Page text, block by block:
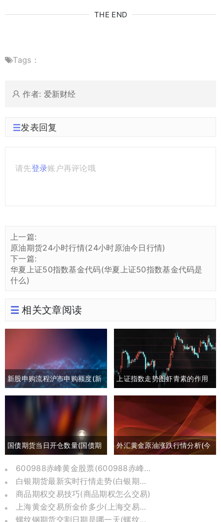
THE END
Tags：
作者: 爱新财经
发表回复
请先登录账户再评论哦
上一篇:
原油期货24小时行情(24小时原油今日行情)
下一篇:
华夏上证50指数基金代码(华夏上证50指数基金代码是
什么)
相关文章阅读
新股申购流程沪市申购额度(新
股申购流程沪市申购额度怎么
上证指数走势图虾青素的作用
(上证指数黄白线分析)
国债期货当日开仓数量(国债期
货买入开仓)
外汇黄金原油涨跌行情分析(今
日外汇黄金原油分析)
600988赤峰黄金股票(600988赤峰黄金股票历史价格)
白银期货最新实时行情走势(白银期货行情实时行情)
商品期权交易技巧(商品期权怎么交易)
上海黄金交易所金价多少(上海交易所黄金价格今日金价)
螺纹钢期货交割日期是哪一天(螺纹钢期货交易时间)